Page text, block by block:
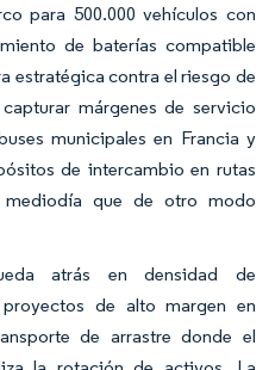
para 500.000 vehículos con
de baterías compatible
estratégica contra el riesgo de
márgenes de servicio
municipales en Francia y
de intercambio en rutas
que de otro modo
atrás en densidad de
de alto margen en
de arrastre donde el